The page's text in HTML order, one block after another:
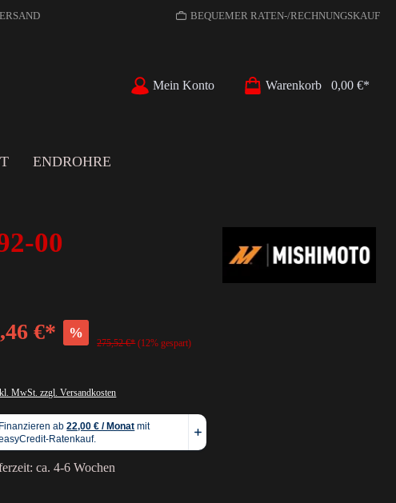
BEQUEMER RATEN-/RECHNUNGSKAUF
Mein Konto Warenkorb 0,00 €*
ENDROHRE
00
€* %
275,52 €* (12% gespart)
MwSt. zzgl. Versandkosten
ca. 4-6 Wochen